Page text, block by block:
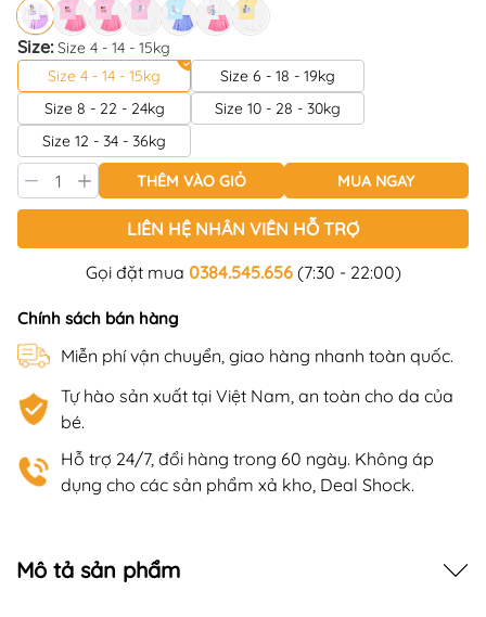
Size:Size 4 - 14 - 15kg
Size 4 - 14 - 15kg
Size 6 - 18 - 19kg
Size 8 - 22 - 24kg
Size 10 - 28 - 30kg
Size 12 - 34 - 36kg
THÊM VÀO GIỎ MUA NGAY
LIÊN HỆ NHÂN VIÊN HỖ TRỢ
Gọi đặt mua 0384.545.656(7:30 - 22:00)
Chính sách bán hàng
Miễn phí vận chuyển, giao hàng nhanh toàn quốc.
Tự hào sản xuất tại Việt Nam, an toàn cho da của
bé.
Hỗ trợ 24/7, đổi hàng trong 60 ngày. Không áp
dụng cho các sản phẩm xả kho, Deal Shock.
Mô tả sản phẩm